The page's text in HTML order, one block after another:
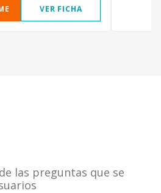
VER FICHA
las preguntas que se